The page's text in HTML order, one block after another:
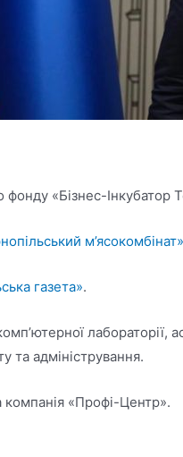
«Бізнес-Інкубатор
м’ясокомбінат»
газета».
та адміністрування.
«Профі-Центр».